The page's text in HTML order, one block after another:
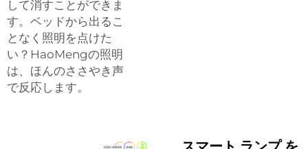
して消すことができま
す。ベッドから出るこ
となく照明を点けた
い？HaoMengの照明
は、ほんのささやき声
で反応します。